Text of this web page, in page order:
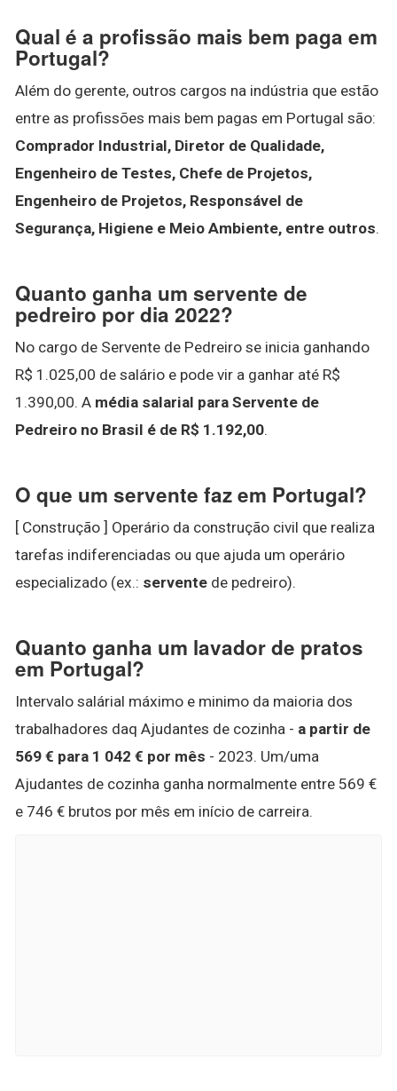
Qual é a profissão mais bem paga em
Portugal?
Além do gerente, outros cargos na indústria que estão
entre as profissões mais bem pagas em Portugal são:
Comprador Industrial, Diretor de Qualidade,
Engenheiro de Testes, Chefe de Projetos,
Engenheiro de Projetos, Responsável de
Segurança, Higiene e Meio Ambiente, entre outros.
Quanto ganha um servente de
pedreiro por dia 2022?
No cargo de Servente de Pedreiro se inicia ganhando
R$ 1.025,00 de salário e pode vir a ganhar até R$
1.390,00. A média salarial para Servente de
Pedreiro no Brasil é de R$ 1.192,00.
O que um servente faz em Portugal?
[ Construção ] Operário da construção civil que realiza
tarefas indiferenciadas ou que ajuda um operário
especializado (ex.: servente de pedreiro).
Quanto ganha um lavador de pratos
em Portugal?
Intervalo salárial máximo e minimo da maioria dos
trabalhadores daq Ajudantes de cozinha - a partir de
569 € para 1 042 € por mês - 2023. Um/uma
Ajudantes de cozinha ganha normalmente entre 569 €
e 746 € brutos por mês em início de carreira.